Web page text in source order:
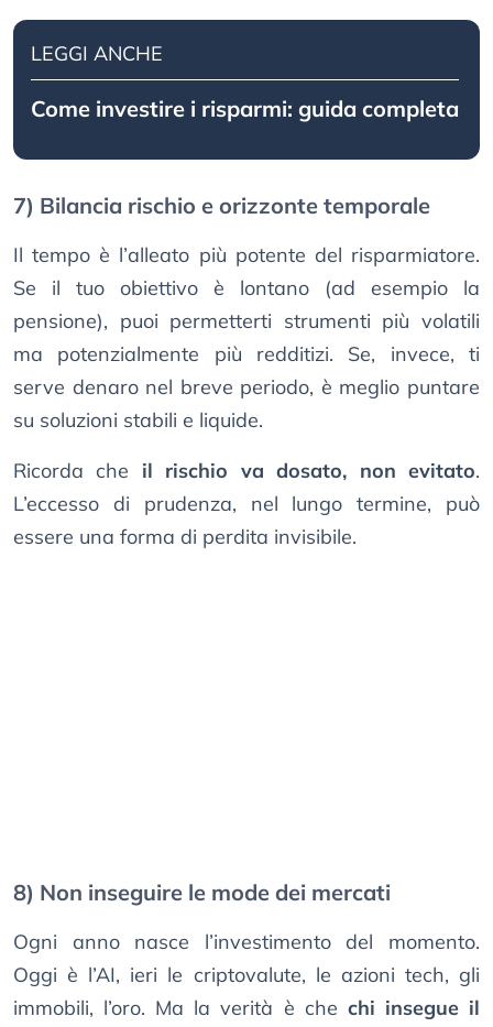
LEGGI ANCHE
Come investire i risparmi: guida completa
7) Bilancia rischio e orizzonte temporale
Il tempo è l’alleato più potente del risparmiatore.
Se il tuo obiettivo è lontano (ad esempio la
pensione), puoi permetterti strumenti più volatili
ma potenzialmente più redditizi. Se, invece, ti
serve denaro nel breve periodo, è meglio puntare
su soluzioni stabili e liquide.
Ricorda che il rischio va dosato, non evitato.
L’eccesso di prudenza, nel lungo termine, può
essere una forma di perdita invisibile.
8) Non inseguire le mode dei mercati
Ogni anno nasce l’investimento del momento.
Oggi è l’AI, ieri le criptovalute, le azioni tech, gli
immobili, l’oro. Ma la verità è che chi insegue il